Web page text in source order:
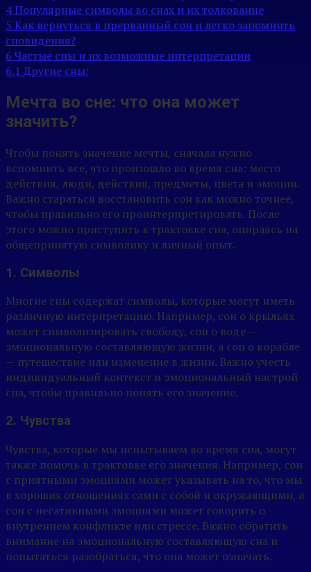
4 Популярные символы во снах и их толкование
5 Как вернуться в прерванный сон и легко запомнить
сновидения?
6 Частые сны и их возможные интерпретации
6.1 Другие сны:
Мечта во сне: что она может
значить?
Чтобы понять значение мечты, сначала нужно
вспомнить все, что произошло во время сна: место
действия, люди, действия, предметы, цвета и эмоции.
Важно стараться восстановить сон как можно точнее,
чтобы правильно его проинтерпретировать. После
этого можно приступить к трактовке сна, опираясь на
общепринятую символику и личный опыт.
1. Символы
Многие сны содержат символы, которые могут иметь
различную интерпретацию. Например, сон о крыльях
может символизировать свободу, сон о воде —
эмоциональную составляющую жизни, а сон о корабле
— путешествие или изменение в жизни. Важно учесть
индивидуальный контекст и эмоциональный настрой
сна, чтобы правильно понять его значение.
2. Чувства
Чувства, которые мы испытываем во время сна, могут
также помочь в трактовке его значения. Например, сон
с приятными эмоциями может указывать на то, что мы
в хороших отношениях сами с собой и окружающими, а
сон с негативными эмоциями может говорить о
внутреннем конфликте или стрессе. Важно обратить
внимание на эмоциональную составляющую сна и
попытаться разобраться, что она может означать.